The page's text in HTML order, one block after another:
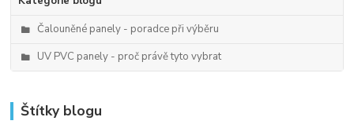
Čalouněné panely - poradce při výběru
UV PVC panely - proč právě tyto vybrat
Štítky blogu